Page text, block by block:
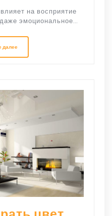
на восприятие
эмоциональное…
далее